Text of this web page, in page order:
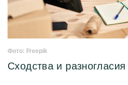
Фото: Freepik
Сходства и разногласия